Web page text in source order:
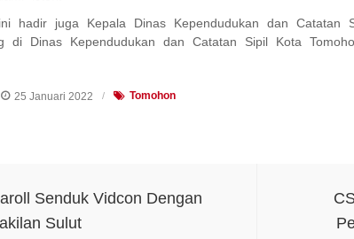
hadir juga Kepala Dinas Kependudukan dan
di Dinas Kependudukan dan Catatan Sipil Kota
25 Januari 2022 Tomohon
Senduk Vidcon Dengan
Sulut